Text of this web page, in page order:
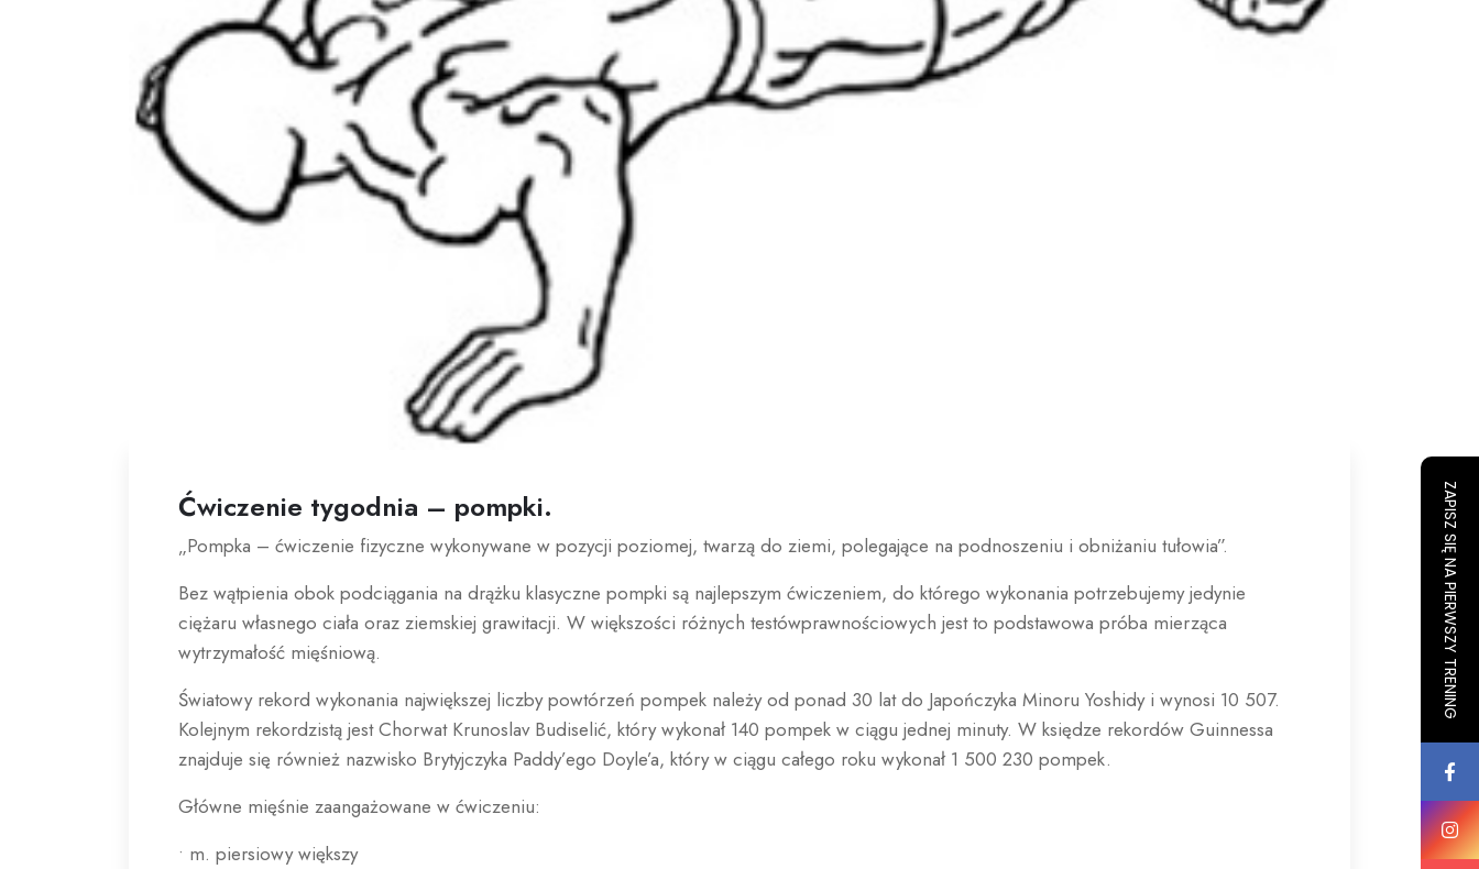
Ćwiczenie tygodnia – pompki.
„Pompka – ćwiczenie fizyczne wykonywane w pozycji poziomej, twarzą do ziemi, polegające na podnoszeniu i obniżaniu tułowia”.
Bez wątpienia obok podciągania na drążku klasyczne pompki są najlepszym ćwiczeniem, do którego wykonania potrzebujemy jedynie
ciężaru własnego ciała oraz ziemskiej grawitacji. W większości różnych testówprawnościowych jest to podstawowa próba mierząca
wytrzymałość mięśniową.
Światowy rekord wykonania największej liczby powtórzeń pompek należy od ponad 30 lat do Japończyka Minoru Yoshidy i wynosi 10 507.
Kolejnym rekordzistą jest Chorwat Krunoslav Budiselić, który wykonał 140 pompek w ciągu jednej minuty. W księdze rekordów Guinnessa
znajduje się również nazwisko Brytyjczyka Paddy’ego Doyle’a, który w ciągu całego roku wykonał 1 500 230 pompek.
Główne mięśnie zaangażowane w ćwiczeniu:
• m. piersiowy większy
ZAPISZ SIĘ NA PIERWSZY TRENING